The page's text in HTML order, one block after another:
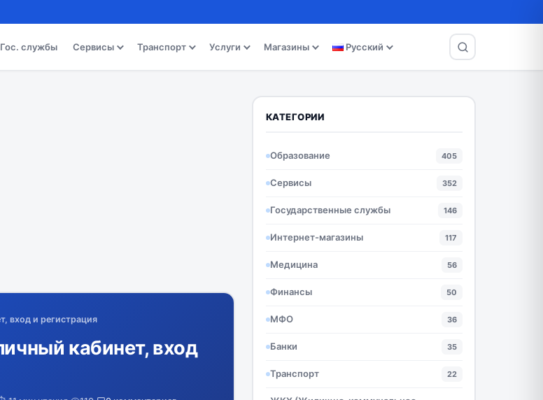
Гос. службы Сервисы Транспорт Услуги Магазины Русский
вход и регистрация
кабинет, вход
КАТЕГОРИИ
Образование 405
Сервисы 352
Государственные службы 146
Интернет-магазины 117
Медицина 56
Финансы 50
МФО 36
Банки 35
Транспорт 22